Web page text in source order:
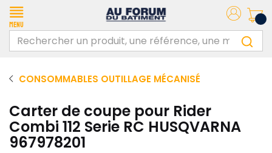
Menu
CONSOMMABLES OUTILLAGE MÉCANISÉ
Carter de coupe pour Rider
Combi 112 Serie RC HUSQVARNA
967978201